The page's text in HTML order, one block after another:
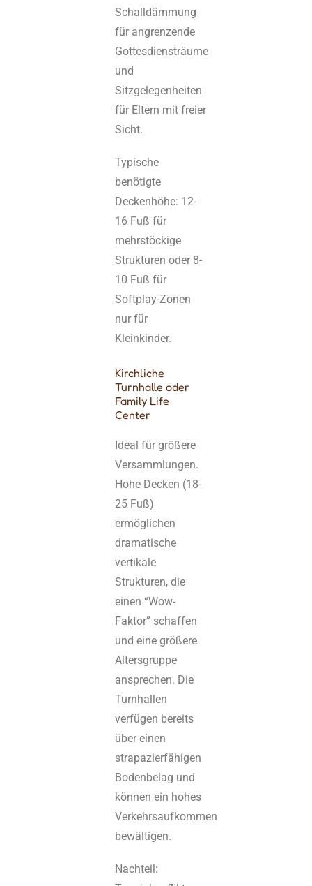
Schalldämmung
für angrenzende
Gottesdiensträume
und
Sitzgelegenheiten
für Eltern mit freier
Sicht.
Typische
benötigte
Deckenhöhe: 12-
16 Fuß für
mehrstöckige
Strukturen oder 8-
10 Fuß für
Softplay-Zonen
nur für
Kleinkinder.
Kirchliche
Turnhalle oder
Family Life
Center
Ideal für größere
Versammlungen.
Hohe Decken (18-
25 Fuß)
ermöglichen
dramatische
vertikale
Strukturen, die
einen “Wow-
Faktor” schaffen
und eine größere
Altersgruppe
ansprechen. Die
Turnhallen
verfügen bereits
über einen
strapazierfähigen
Bodenbelag und
können ein hohes
Verkehrsaufkommen
bewältigen.
Nachteil: